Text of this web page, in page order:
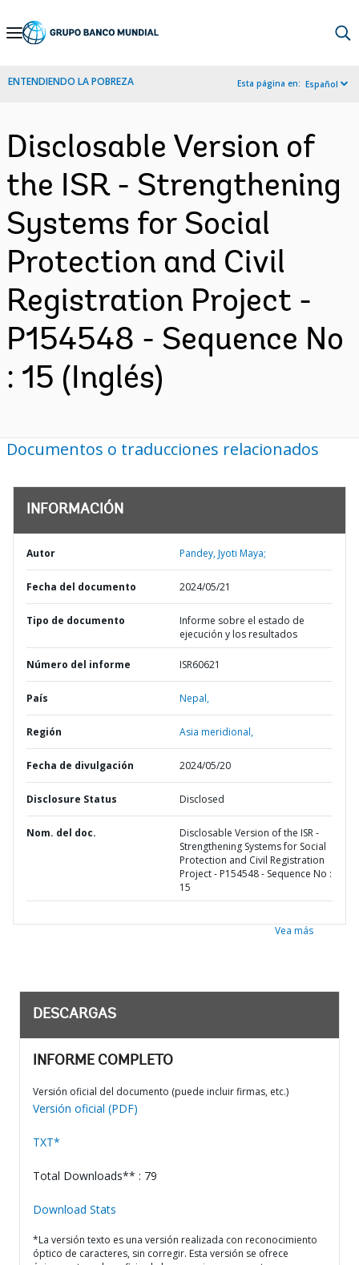
Skip
Navigation
ENTENDIENDO LA POBREZA Esta página en: Español
Disclosable Version of
the ISR - Strengthening
Systems for Social
Protection and Civil
Registration Project -
P154548 - Sequence No
: 15 (Inglés)
Documentos o traducciones relacionados
INFORMACIÓN
Autor Pandey, Jyoti Maya;
Fecha del documento 2024/05/21
Tipo de documento
Informe sobre el estado de
ejecución y los resultados
Número del informe ISR60621
País Nepal,
Región Asia meridional,
Fecha de divulgación 2024/05/20
Disclosure Status Disclosed
Nom. del doc.
Disclosable Version of the ISR -
Strengthening Systems for Social
Protection and Civil Registration
Project - P154548 - Sequence No :
15
Vea más
DESCARGAS
INFORME COMPLETO
Versión oficial del documento (puede incluir firmas, etc.)
Versión oficial (PDF)
TXT*
Total Downloads** : 79
Download Stats
*La versión texto es una versión realizada con reconocimiento
óptico de caracteres, sin corregir. Esta versión se ofrece